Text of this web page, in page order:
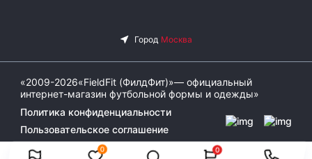
0 0
«2009-2026«FieldFit (ФилдФит)»— официальный
интернет-магазин футбольной формы и одежды»
Политика конфиденциальности
Пользовательское соглашение